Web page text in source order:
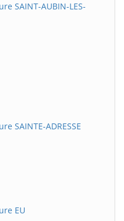
SAINT-AUBIN-LES-
SAINTE-ADRESSE
EU